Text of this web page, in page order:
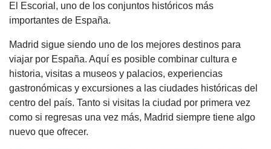
El Escorial, uno de los conjuntos históricos más
importantes de España.
Madrid sigue siendo uno de los mejores destinos para
viajar por España. Aquí es posible combinar cultura e
historia, visitas a museos y palacios, experiencias
gastronómicas y excursiones a las ciudades históricas del
centro del país. Tanto si visitas la ciudad por primera vez
como si regresas una vez más, Madrid siempre tiene algo
nuevo que ofrecer.